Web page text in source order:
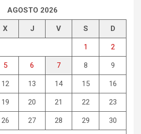
AGOSTO 2026
X J V S D
1 2
5 6 7 8 9
12 13 14 15 16
19 20 21 22 23
26 27 28 29 30